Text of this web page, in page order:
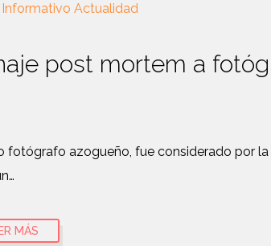
Informativo Actualidad
post mortem a
fotógrafo azogueño, fue considerado por la
MÁS